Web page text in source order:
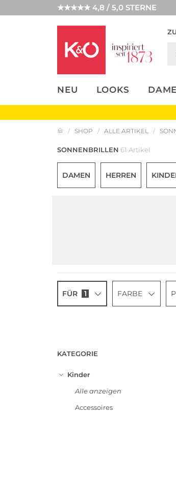
★★★★★ 4,8 / 5,0 STERNE
NEU LOOKS
UNSERE APP
CLICK &
SHOP ALLE ARTIKEL
SONNENBRILLEN 61 Artikel
DAMEN HERREN
FÜR 1 FARBE
KATEGORIE
Kinder
Alle anzeigen
Accessoires